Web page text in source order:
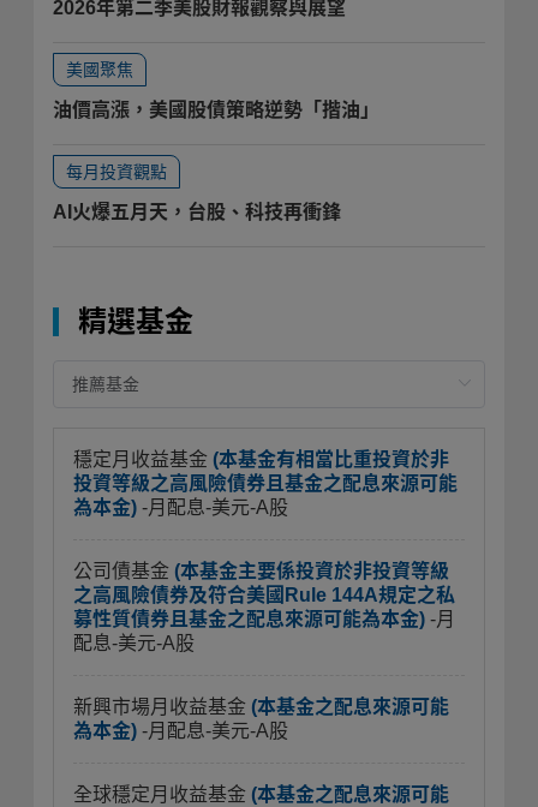
2026年第二季美股財報觀察與展望
美國聚焦
油價高漲，美國股債策略逆勢「揩油」
每月投資觀點
AI火爆五月天，台股、科技再衝鋒
精選基金
穩定月收益基金 (本基金有相當比重投資於非
投資等級之高風險債券且基金之配息來源可能
為本金) -月配息-美元-A股
公司債基金 (本基金主要係投資於非投資等級
之高風險債券及符合美國Rule 144A規定之私
募性質債券且基金之配息來源可能為本金) -月
配息-美元-A股
新興市場月收益基金 (本基金之配息來源可能
為本金) -月配息-美元-A股
全球穩定月收益基金 (本基金之配息來源可能